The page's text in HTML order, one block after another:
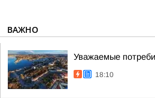
ВАЖНО
Уважаемые
18:10